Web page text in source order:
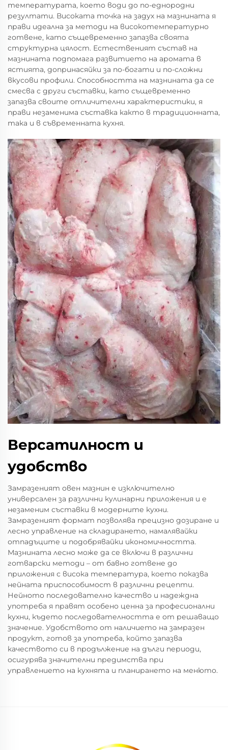
температурата, което води до по-еднородни
резултати. Високата точка на задух на мазнината я
прави идеална за методи на високотемпературно
готвене, като същевременно запазва своята
структурна цялост. Естественият състав на
мазнината подпомага развитието на аромата в
ястията, допринасяйки за по-богати и по-сложни
вкусови профили. Способността на мазнината да се
смесва с други съставки, като същевременно
запазва своите отличителни характеристики, я
прави незаменима съставка както в традиционната,
така и в съвременната кухня.
Версатилност и
удобство
Замразеният овен мазнин е изключително
универсален за различни кулинарни приложения и е
незаменим съставки в модерните кухни.
Замразеният формат позволява прецизно дозиране и
лесно управление на складирането, намалявайки
отпадъците и подобрявайки икономичността.
Мазнината лесно може да се включи в различни
готварски методи – от бавно готвене до
приложения с висока температура, което показва
нейната приспособимост в различни рецепти.
Нейното последователно качество и надеждна
употреба я правят особено ценна за професионални
кухни, където последователността е от решаващо
значение. Удобството от наличието на замразен
продукт, готов за употреба, който запазва
качеството си в продължение на дълги периоди,
осигурява значителни предимства при
управлението на кухнята и планирането на менюто.